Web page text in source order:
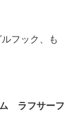
フック、も
ラフサーフ